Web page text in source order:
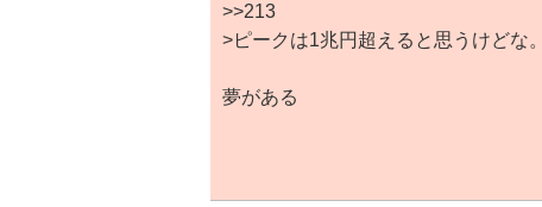
>>213
>ピークは1兆円超えると思うけどな。
夢がある